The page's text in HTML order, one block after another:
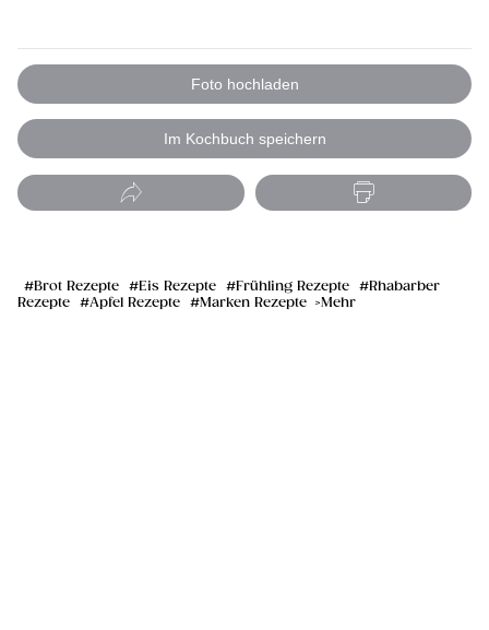
Foto hochladen
Im Kochbuch speichern
Brot Rezepte Eis Rezepte Frühling Rezepte
Rhabarber
Rezepte
Apfel Rezepte Marken Rezepte Mehr